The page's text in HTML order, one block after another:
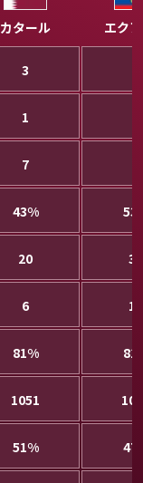
カタール エク
3
1
7
43%
20 30
6 11
81%
1051
51%